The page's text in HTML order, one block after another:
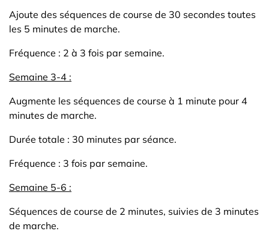
Ajoute des séquences de course de 30 secondes toutes
les 5 minutes de marche.
Fréquence : 2 à 3 fois par semaine.
Semaine 3-4 :
Augmente les séquences de course à 1 minute pour 4
minutes de marche.
Durée totale : 30 minutes par séance.
Fréquence : 3 fois par semaine.
Semaine 5-6 :
Séquences de course de 2 minutes, suivies de 3 minutes
de marche.